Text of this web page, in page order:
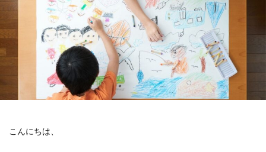
こんにちは、